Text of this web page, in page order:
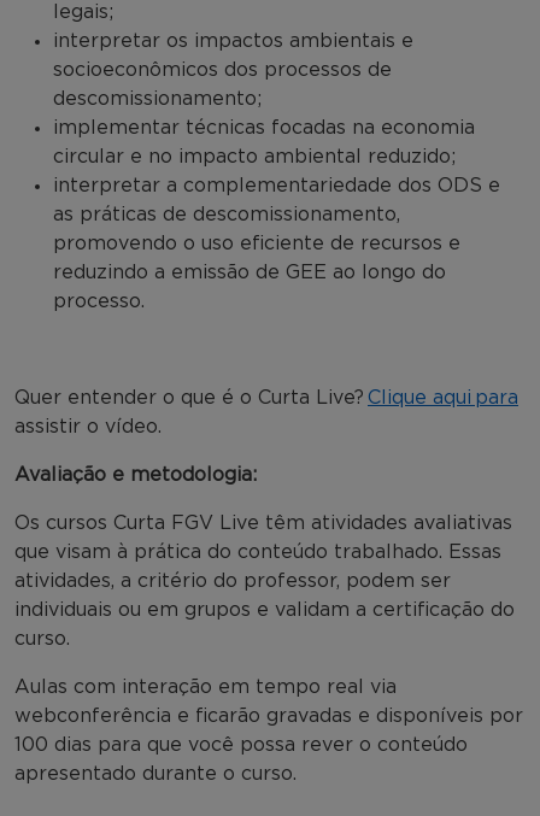
legais;
interpretar os impactos ambientais e
socioeconômicos dos processos de
descomissionamento;
implementar técnicas focadas na economia
circular e no impacto ambiental reduzido;
interpretar a complementariedade dos ODS e
as práticas de descomissionamento,
promovendo o uso eficiente de recursos e
reduzindo a emissão de GEE ao longo do
processo.
Quer entender o que é o Curta Live? Clique aqui para
assistir o vídeo.
Avaliação e metodologia:
Os cursos Curta FGV Live têm atividades avaliativas
que visam à prática do conteúdo trabalhado. Essas
atividades, a critério do professor, podem ser
individuais ou em grupos e validam a certificação do
curso.
Aulas com interação em tempo real via
webconferência e ficarão gravadas e disponíveis por
100 dias para que você possa rever o conteúdo
apresentado durante o curso.